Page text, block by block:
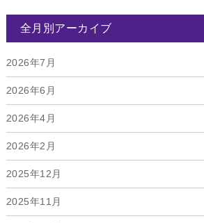
全月別アーカイブ
2026年7月
2026年6月
2026年4月
2026年2月
2025年12月
2025年11月